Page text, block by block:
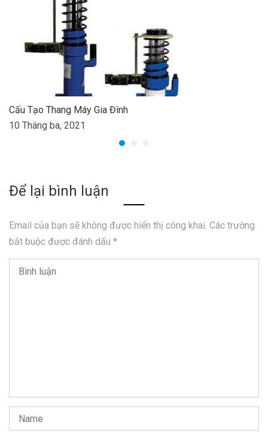
Cấu Tạo Thang Máy Gia Đình
10 Tháng ba, 2021
Để lại bình luận
Email của bạn sẽ không được hiển thị công khai. Các trường
bắt buộc được đánh dấu *